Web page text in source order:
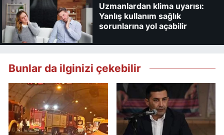
Uzmanlardan klima uyarısı:
Yanlış kullanım sağlık
sorunlarına yol açabilir
Bunlar da ilginizi çekebilir